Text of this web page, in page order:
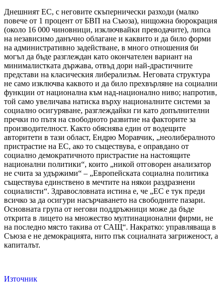
Днешният ЕС, с неговите скъпернически разходи (малко
повече от 1 процент от БВП на Съюза), нищожна бюрокрация
(около 16 000 чиновници, изключвайки преводачите), липса
на независимо данъчно облагане и каквито и да било форми
на административно задействане, в много отношения би
могъл да бъде разглеждан като окончателен вариант на
минималистката държава, отвъд дори най-драстичните
представи на класическия либерализъм. Неговата структура
не само изключва каквото и да било прехвърляне на социални
функции от национална към над-национално ниво; напротив,
той само увеличава натиска върху националните системи за
социално осигуряване, разглеждайки ги като допълнителни
пречки по пътя на свободното развитие на факторите за
производителност. Както обяснява един от водещите
авторитети в тази област, Ендрю Моравчик, „неолибералното
пристрастие на ЕС, ако то съществува, е оправдано от
социално демократичното пристрастие на настоящите
национални политики“, които „никой отговорен анализатор
не счита за удържими“ – „Европейската социална политика
съществува единствено в мечтите на някои раздразнени
социалисти“. Здравословната истина е, че „ЕС е тук преди
всичко за да осигури насърчаването на свободните пазари.
Основната група от негови поддръжници може да бъде
открита в лицето на множество мултинационални фирми, не
на последно място такива от САЩ“. Накратко: управляваща в
Съюза е не демокрацията, нито пък социалната загриженост, а
капиталът.
Източник